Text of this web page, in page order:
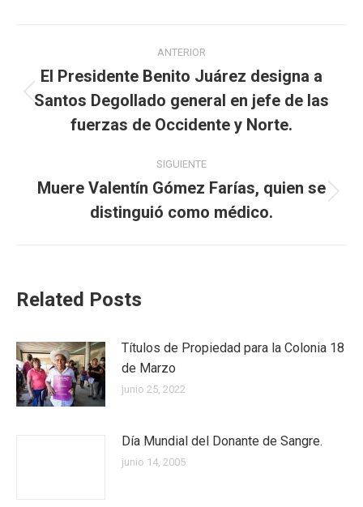
ANTERIOR
El Presidente Benito Juárez designa a
Santos Degollado general en jefe de las
fuerzas de Occidente y Norte.
SIGUIENTE
Muere Valentín Gómez Farías, quien se
distinguió como médico.
Related Posts
Títulos de Propiedad para la Colonia 18
de Marzo
junio 25, 2022
Día Mundial del Donante de Sangre.
junio 14, 2005